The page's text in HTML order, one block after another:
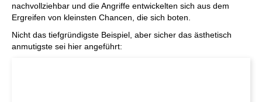
nachvollziehbar und die Angriffe entwickelten sich aus dem
Ergreifen von kleinsten Chancen, die sich boten.
Nicht das tiefgründigste Beispiel, aber sicher das ästhetisch
anmutigste sei hier angeführt: